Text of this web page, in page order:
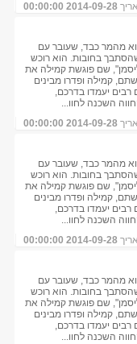
2014-09-28 00:00:00
מהמר כבד, שעובר עם
בחובות. הוא רוכש
שם פוגשת קמילה את
קמילה ופדרו מבינים
רבים יעמדו בדרכם,
השכנה לחוו...
2014-09-28 00:00:00
מהמר כבד, שעובר עם
בחובות. הוא רוכש
שם פוגשת קמילה את
קמילה ופדרו מבינים
רבים יעמדו בדרכם,
השכנה לחוו...
2014-09-28 00:00:00
מהמר כבד, שעובר עם
בחובות. הוא רוכש
שם פוגשת קמילה את
קמילה ופדרו מבינים
רבים יעמדו בדרכם,
השכנה לחוו...